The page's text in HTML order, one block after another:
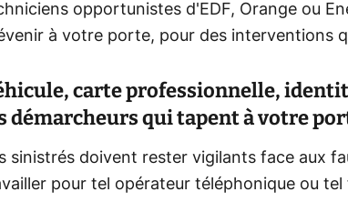
opportunistes d'EDF, Orange ou
à votre porte, pour des interventions
carte professionnelle,
démarcheurs qui tapent à votre
sinistrés doivent rester vigilants face aux
pour tel opérateur téléphonique ou